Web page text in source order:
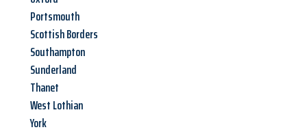
Portsmouth
Scottish Borders
Southampton
Sunderland
Thanet
West Lothian
York